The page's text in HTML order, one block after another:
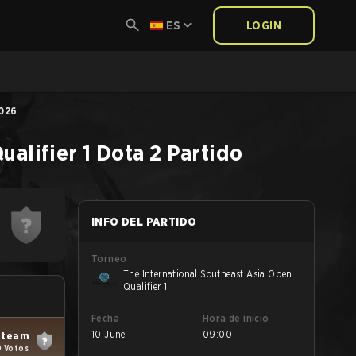
ES LOGIN
1 Dota 2 Partido
Votos
INFO DEL PARTIDO
Torneo
The International Southeast Asia Open
Qualifier 1
Fecha
10 June
Hora de inicio
09:00